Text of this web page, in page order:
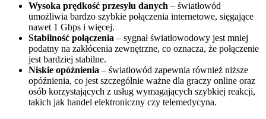
Wysoka prędkość przesyłu danych – światłowód
umożliwia bardzo szybkie połączenia internetowe, sięgające
nawet 1 Gbps i więcej.
Stabilność połączenia – sygnał światłowodowy jest mniej
podatny na zakłócenia zewnętrzne, co oznacza, że połączenie
jest bardziej stabilne.
Niskie opóźnienia – światłowód zapewnia również niższe
opóźnienia, co jest szczególnie ważne dla graczy online oraz
osób korzystających z usług wymagających szybkiej reakcji,
takich jak handel elektroniczny czy telemedycyna.